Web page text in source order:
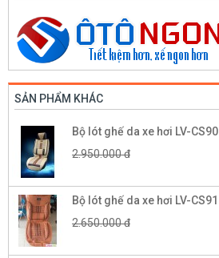
SẢN PHẨM KHÁC
Bộ lót ghế da xe hơi LV-CS90
2.950.000 đ
Bộ lót ghế da xe hơi LV-CS91
2.650.000 đ